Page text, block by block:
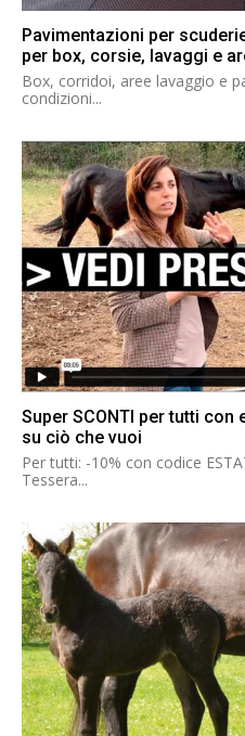
Pavimentazioni per
per box, corsie, lavaggi e
Box, corridoi, aree lavaggio e
condizioni...
Super SCONTI per tutti con
su ciò che vuoi
Per tutti: -10% con codice
Tessera...